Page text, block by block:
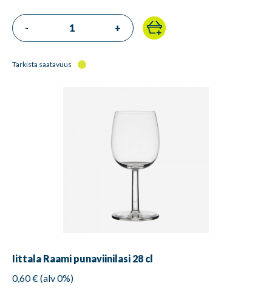
- +
Tarkista saatavuus
Iittala Raami punaviinilasi 28 cl
0,60 € (alv 0%)